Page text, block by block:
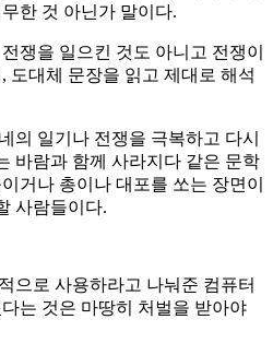
한 것 아닌가 말이다.
쟁을 일으킨 것도 아니고 전쟁이
도대체 문장을 읽고 제대로 해석
의 일기나 전쟁을 극복하고 다시
바람과 함께 사라지다 같은 문학
거나 총이나 대포를 쏘는 장면이
사람들이다.
으로 사용하라고 나눠준 컴퓨터
는 것은 마땅히 처벌을 받아야